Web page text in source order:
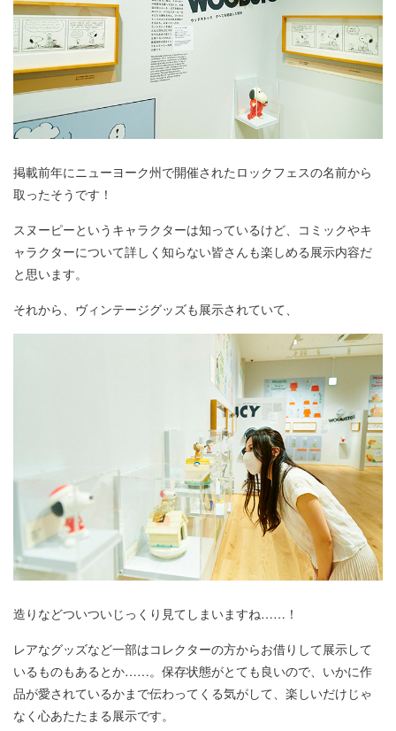
掲載前年にニューヨーク州で開催されたロックフェスの名前から
取ったそうです！
スヌーピーというキャラクターは知っているけど、コミックやキ
ャラクターについて詳しく知らない皆さんも楽しめる展示内容だ
と思います。
それから、ヴィンテージグッズも展示されていて、
造りなどついついじっくり見てしまいますね……！
レアなグッズなど一部はコレクターの方からお借りして展示して
いるものもあるとか……。保存状態がとても良いので、いかに作
品が愛されているかまで伝わってくる気がして、楽しいだけじゃ
なく心あたたまる展示です。